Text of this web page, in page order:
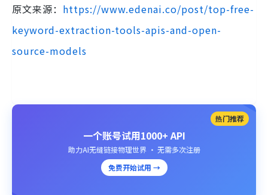
原文来源： https://www.edenai.co/post/top-free-
keyword-extraction-tools-apis-and-open-
source-models
热门推荐
一个账号试用1000+ API
助力AI无缝链接物理世界 · 无需多次注册
免费开始试用 →